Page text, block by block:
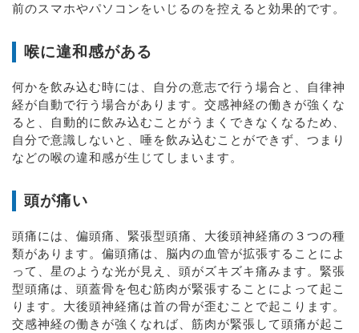
前のスマホやパソコンをいじるのを控えると効果的です。
喉に違和感がある
何かを飲み込む時には、自分の意志で行う場合と、自律神
経が自動で行う場合があります。交感神経の働きが強くな
ると、自動的に飲み込むことがうまくできなくなるため、
自分で意識しないと、唾を飲み込むことができず、つまり
などの喉の違和感が生じてしまいます。
頭が痛い
頭痛には、偏頭痛、緊張型頭痛、大後頭神経痛の３つの種
類があります。偏頭痛は、脳内の血管が拡張することによ
って、星のような光が見え、頭がズキズキ痛みます。緊張
型頭痛は、頭蓋骨を包む筋肉が緊張することによって起こ
ります。大後頭神経痛は首の骨が歪むことで起こります。
交感神経の働きが強くなれば、筋肉が緊張して頭痛が起こ